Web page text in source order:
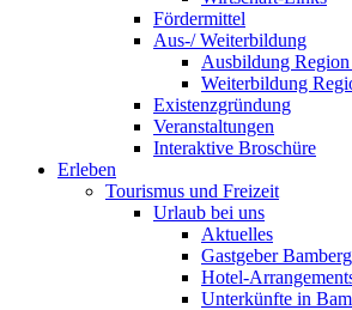
Fördermittel
Aus-/ Weiterbildung
Ausbildung
Weiterbildung
Existenzgründung
Veranstaltungen
Interaktive Broschüre
Erleben
Tourismus und Freizeit
Urlaub bei uns
Aktuelles
Gastgeber
Hotel-
Unterkünfte in